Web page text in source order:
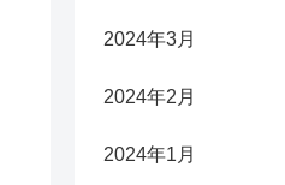
2024年3月
2024年2月
2024年1月